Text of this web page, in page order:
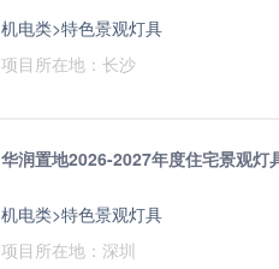
机电类>特色景观灯具
项目所在地：长沙
华润置地2026-2027年度住宅景观灯
机电类>特色景观灯具
项目所在地：深圳